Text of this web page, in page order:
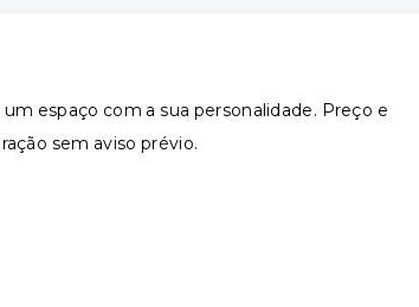
espaço com a sua personalidade. Preço e
sem aviso prévio.